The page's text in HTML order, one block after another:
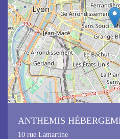
ANTHEMIS
10 rue Lamartine